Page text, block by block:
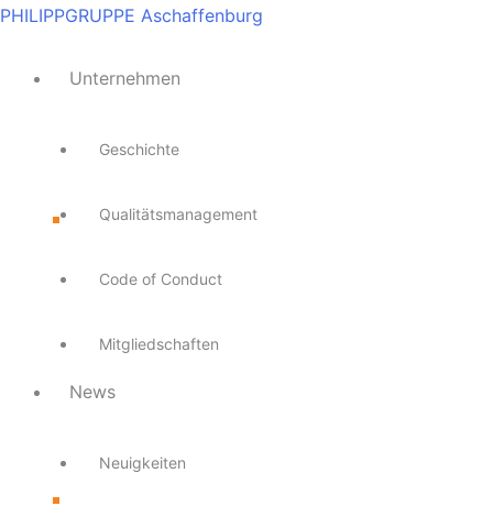
Zum
springen
PHILIPPGRUPPE Aschaffenburg
Main
Unternehmen
Geschichte
Qualitätsmanagement
Code of Conduct
Mitgliedschaften
News
Neuigkeiten
Main
Main
Main
Main